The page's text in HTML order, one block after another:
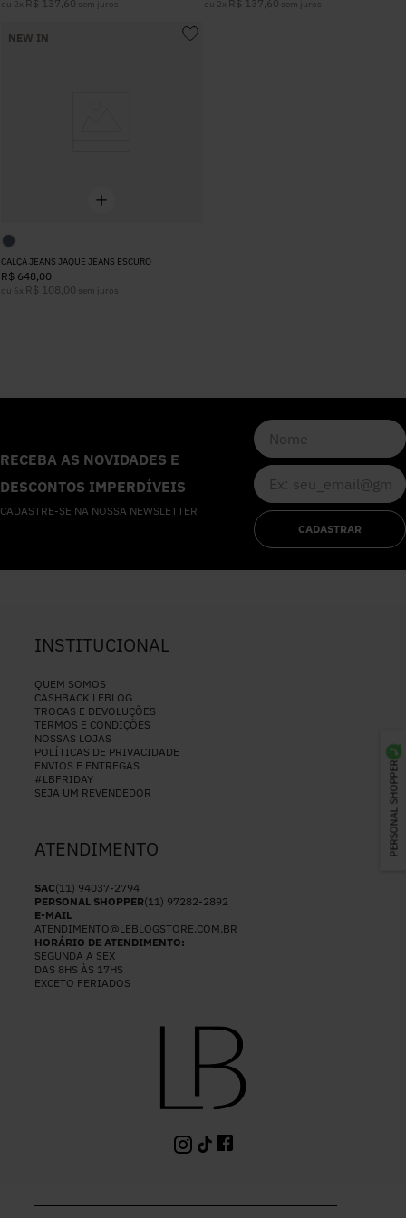
PERSONAL SHOPPER
ou 2 x R$ 137,60 sem juros ou 2 x R$ 137,60 sem juros
NEW IN
CALÇA JEANS JAQUE JEANS ESCURO
R$ 648,00
ou 6 x R$ 108,00 sem juros
RECEBA AS NOVIDADES E
DESCONTOS IMPERDÍVEIS
CADASTRE-SE NA NOSSA NEWSLETTER
CADASTRAR
INSTITUCIONAL
QUEM SOMOS
CASHBACK LEBLOG
TROCAS E DEVOLUÇÕES
TERMOS E CONDIÇÕES
NOSSAS LOJAS
POLÍTICAS DE PRIVACIDADE
ENVIOS E ENTREGAS
#LBFRIDAY
SEJA UM REVENDEDOR
ATENDIMENTO
SAC(11) 94037-2794
PERSONAL SHOPPER(11) 97282-2892
E-MAIL
ATENDIMENTO@LEBLOGSTORE.COM.BR
HORÁRIO DE ATENDIMENTO:
SEGUNDA A SEX
DAS 8HS ÀS 17HS
EXCETO FERIADOS